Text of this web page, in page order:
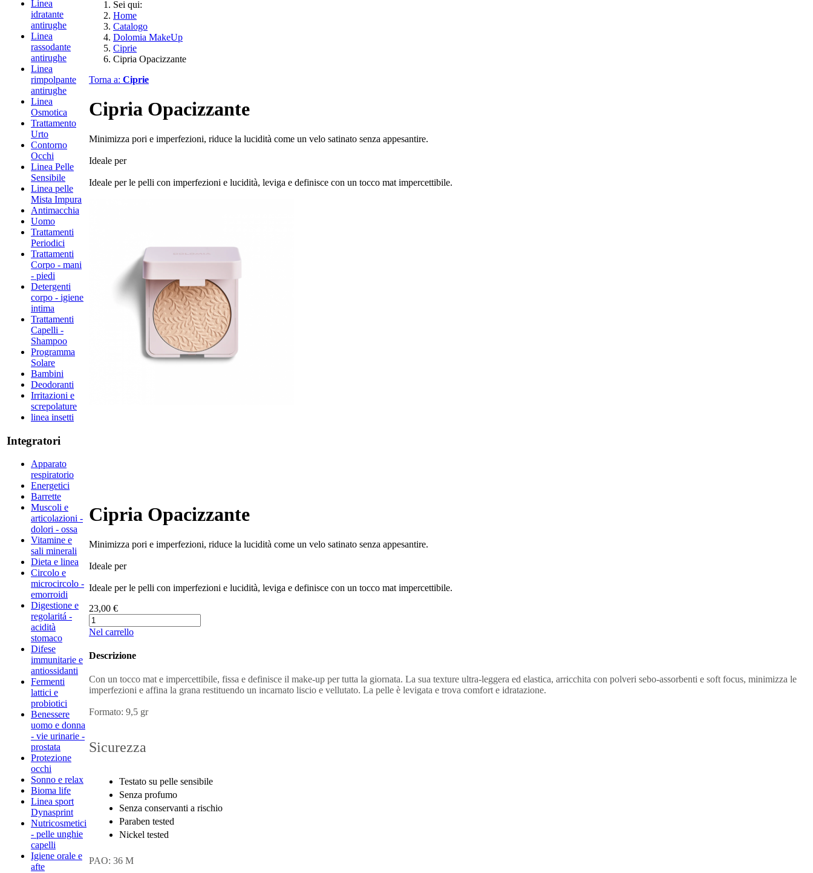
Linea
idratante
antirughe
Linea
rassodante
antirughe
Linea
rimpolpante
antirughe
Linea
Osmotica
Trattamento
Urto
Contorno
Occhi
Linea Pelle
Sensibile
Linea pelle
Mista Impura
Antimacchia
Uomo
Trattamenti
Periodici
Trattamenti
Corpo - mani
- piedi
Detergenti
corpo - igiene
intima
Trattamenti
Capelli -
Shampoo
Programma
Solare
Bambini
Deodoranti
Irritazioni e
screpolature
linea insetti
Integratori
Apparato
respiratorio
Energetici
Barrette
Muscoli e
articolazioni -
dolori - ossa
Vitamine e
sali minerali
Dieta e linea
Circolo e
microcircolo -
emorroidi
Digestione e
regolaritá -
acidità
stomaco
Difese
immunitarie e
antiossidanti
Fermenti
lattici e
probiotici
Benessere
uomo e donna
- vie urinarie -
prostata
Protezione
occhi
Sonno e relax
Bioma life
Linea sport
Dynasprint
Nutricosmetici
- pelle unghie
capelli
Igiene orale e
afte
Sei qui:
Home
Catalogo
Dolomia MakeUp
Ciprie
Cipria Opacizzante
Torna a: Ciprie
Cipria Opacizzante
Minimizza pori e imperfezioni, riduce la lucidità come un velo satinato senza appesantire.
Ideale per
Ideale per le pelli con imperfezioni e lucidità, leviga e definisce con un tocco mat impercettibile.
Cipria Opacizzante
Minimizza pori e imperfezioni, riduce la lucidità come un velo satinato senza appesantire.
Ideale per
Ideale per le pelli con imperfezioni e lucidità, leviga e definisce con un tocco mat impercettibile.
23,00 €
Nel carrello
Descrizione
Con un tocco mat e impercettibile, fissa e definisce il make-up per tutta la giornata. La sua texture ultra-leggera ed elastica, arricchita con polveri sebo-assorbenti e soft focus, minimizza le
imperfezioni e affina la grana restituendo un incarnato liscio e vellutato. La pelle è levigata e trova comfort e idratazione.
Formato: 9,5 gr
Sicurezza
Testato su pelle sensibile
Senza profumo
Senza conservanti a rischio
Paraben tested
Nickel tested
PAO: 36 M